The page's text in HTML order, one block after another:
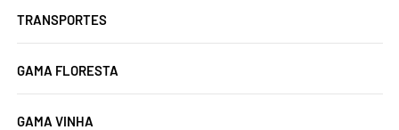
TRANSPORTES
GAMA FLORESTA
GAMA VINHA